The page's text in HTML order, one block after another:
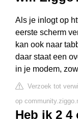
Als je inlogt op
eerste scherm
kan ook naar
daar staat een
in je modem,
Verzoek tot
op
Heb ik 2